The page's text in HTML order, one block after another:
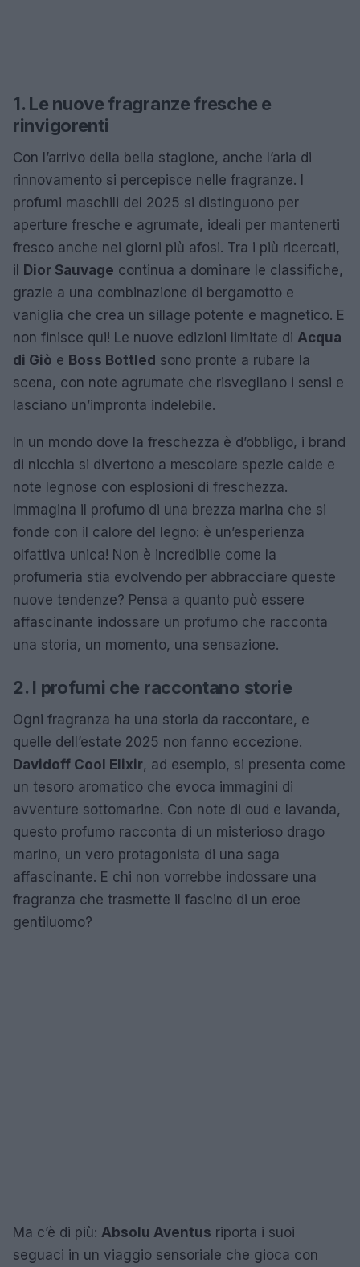
1. Le nuove fragranze fresche e
rinvigorenti
Con l’arrivo della bella stagione, anche l’aria di
rinnovamento si percepisce nelle fragranze. I
profumi maschili del 2025 si distinguono per
aperture fresche e agrumate, ideali per mantenerti
fresco anche nei giorni più afosi. Tra i più ricercati,
il Dior Sauvage continua a dominare le classifiche,
grazie a una combinazione di bergamotto e
vaniglia che crea un sillage potente e magnetico. E
non finisce qui! Le nuove edizioni limitate di Acqua
di Giò e Boss Bottled sono pronte a rubare la
scena, con note agrumate che risvegliano i sensi e
lasciano un’impronta indelebile.
In un mondo dove la freschezza è d’obbligo, i brand
di nicchia si divertono a mescolare spezie calde e
note legnose con esplosioni di freschezza.
Immagina il profumo di una brezza marina che si
fonde con il calore del legno: è un’esperienza
olfattiva unica! Non è incredibile come la
profumeria stia evolvendo per abbracciare queste
nuove tendenze? Pensa a quanto può essere
affascinante indossare un profumo che racconta
una storia, un momento, una sensazione.
2. I profumi che raccontano storie
Ogni fragranza ha una storia da raccontare, e
quelle dell’estate 2025 non fanno eccezione.
Davidoff Cool Elixir, ad esempio, si presenta come
un tesoro aromatico che evoca immagini di
avventure sottomarine. Con note di oud e lavanda,
questo profumo racconta di un misterioso drago
marino, un vero protagonista di una saga
affascinante. E chi non vorrebbe indossare una
fragranza che trasmette il fascino di un eroe
gentiluomo?
Ma c’è di più: Absolu Aventus riporta i suoi
seguaci in un viaggio sensoriale che gioca con